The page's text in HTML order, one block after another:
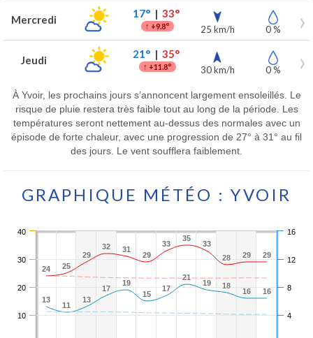
Mercredi 17°| 33°
↑ +9.8° 25 km/h 0 %
Jeudi 21°| 35°
↑ +11.8° 30 km/h 0 %
À Yvoir, les prochains jours s’annoncent largement ensoleillés. Le
risque de pluie restera très faible tout au long de la période. Les
températures seront nettement au-dessus des normales avec un
épisode de forte chaleur, avec une progression de 27° à 31° au fil
des jours. Le vent soufflera faiblement.
GRAPHIQUE MÉTÉO : YVOIR
24
24 25
25
29
29
32
32 31
31
29
29
33
33
35
35
33
33
28
28 29
29 29
29
13
13
11
11
13
13
17
17
19
19
15
15
17
17
21
21
19
19 18
18
16
16 16
16
10
20
30
40
4
8
12
16